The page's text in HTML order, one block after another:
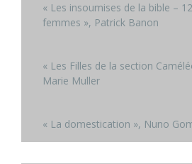
« Les insoumises de la bible –
femmes », Patrick Banon
« Les Filles de la section
Marie Muller
« La domestication », Nuno